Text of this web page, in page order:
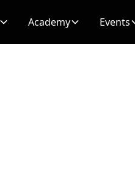
Academy Events